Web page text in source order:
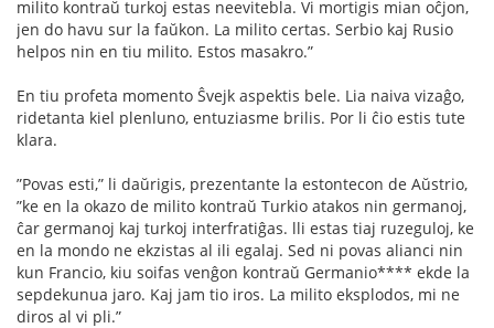
milito kontraŭ turkoj estas neevitebla. Vi mortigis mian oĉjon,
jen do havu sur la faŭkon. La milito certas. Serbio kaj Rusio
helpos nin en tiu milito. Estos masakro.”
En tiu profeta momento Ŝvejk aspektis bele. Lia naiva vizaĝo,
ridetanta kiel plenluno, entuziasme brilis. Por li ĉio estis tute
klara.
”Povas esti,” li daŭrigis, prezentante la estontecon de Aŭstrio,
”ke en la okazo de milito kontraŭ Turkio atakos nin germanoj,
ĉar germanoj kaj turkoj interfratiĝas. lli estas tiaj ruzeguloj, ke
en la mondo ne ekzistas al ili egalaj. Sed ni povas alianci nin
kun Francio, kiu soifas venĝon kontraŭ Germanio**** ekde la
sepdekunua jaro. Kaj jam tio iros. La milito eksplodos, mi ne
diros al vi pli.”